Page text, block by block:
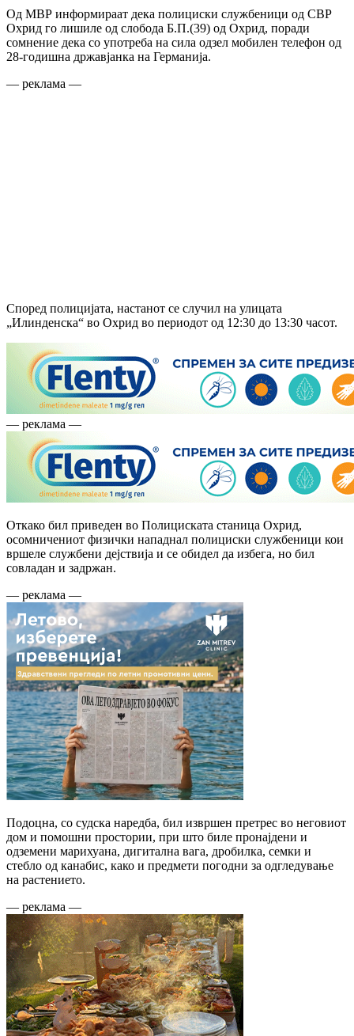
Од МВР информираат дека полициски службеници од СВР
Охрид го лишиле од слобода Б.П.(39) од Охрид, поради
сомнение дека со употреба на сила одзел мобилен телефон од
28-годишна државјанка на Германија.
— реклама —
Според полицијата, настанот се случил на улицата
„Илинденска“ во Охрид во периодот од 12:30 до 13:30 часот.
— реклама —
Откако бил приведен во Полициската станица Охрид,
осомничениот физички нападнал полициски службеници кои
вршеле службени дејствија и се обидел да избега, но бил
совладан и задржан.
— реклама —
Подоцна, со судска наредба, бил извршен претрес во неговиот
дом и помошни простории, при што биле пронајдени и
одземени марихуана, дигитална вага, дробилка, семки и
стебло од канабис, како и предмети погодни за одгледување
на растението.
— реклама —